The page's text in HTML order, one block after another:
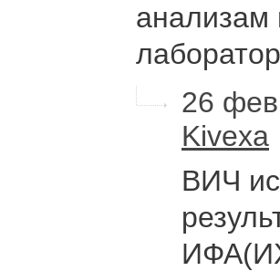
анализам
26
Kivexa
ВИЧ